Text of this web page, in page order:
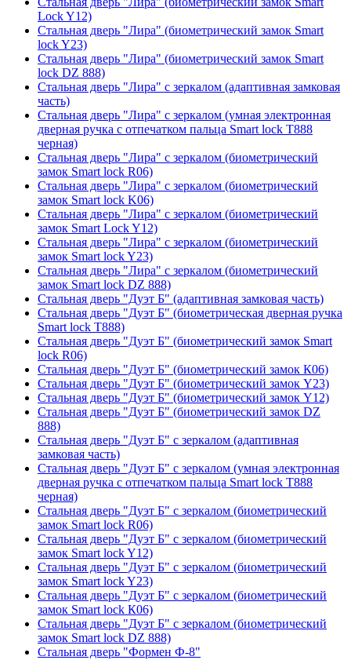
Lock Y12)
Стальная дверь "Лира" (биометрический замок Smart
lock Y23)
Стальная дверь "Лира" (биометрический замок Smart
lock DZ 888)
Стальная дверь "Лира" с зеркалом (адаптивная замковая
часть)
Стальная дверь "Лира" с зеркалом (умная электронная
дверная ручка с отпечатком пальца Smart lock T888
черная)
Стальная дверь "Лира" с зеркалом (биометрический
замок Smart lock R06)
Стальная дверь "Лира" с зеркалом (биометрический
замок Smart lock K06)
Стальная дверь "Лира" с зеркалом (биометрический
замок Smart Lock Y12)
Стальная дверь "Лира" с зеркалом (биометрический
замок Smart lock Y23)
Стальная дверь "Лира" с зеркалом (биометрический
замок Smart lock DZ 888)
Стальная дверь "Дуэт Б" (адаптивная замковая часть)
Стальная дверь "Дуэт Б" (биометрическая дверная ручка
Smart lock T888)
Стальная дверь "Дуэт Б" (биометрический замок Smart
lock R06)
Стальная дверь "Дуэт Б" (биометрический замок К06)
Стальная дверь "Дуэт Б" (биометрический замок Y23)
Стальная дверь "Дуэт Б" (биометрический замок Y12)
Стальная дверь "Дуэт Б" (биометрический замок DZ
888)
Стальная дверь "Дуэт Б" с зеркалом (адаптивная
замковая часть)
Стальная дверь "Дуэт Б" с зеркалом (умная электронная
дверная ручка с отпечатком пальца Smart lock T888
черная)
Стальная дверь "Дуэт Б" с зеркалом (биометрический
замок Smart lock R06)
Стальная дверь "Дуэт Б" с зеркалом (биометрический
замок Smart lock Y12)
Стальная дверь "Дуэт Б" с зеркалом (биометрический
замок Smart lock Y23)
Стальная дверь "Дуэт Б" с зеркалом (биометрический
замок Smart lock К06)
Стальная дверь "Дуэт Б" с зеркалом (биометрический
замок Smart lock DZ 888)
Стальная дверь "Формен Ф-8"